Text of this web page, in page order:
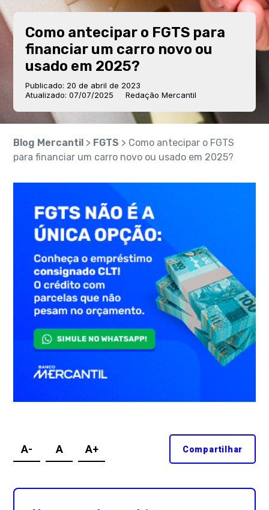
Como antecipar o FGTS para
financiar um carro novo ou
usado em 2025?
Publicado: 20 de abril de 2023
Atualizado: 07/07/2025
Redação Mercantil
Blog Mercantil > FGTS > Como antecipar o FGTS
para financiar um carro novo ou usado em 2025?
A- A A+ Compartilhar